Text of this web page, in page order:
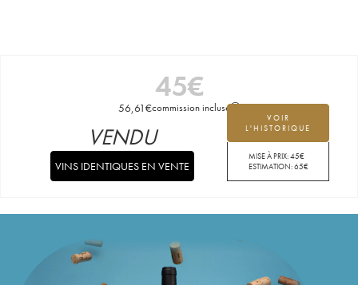
45€
56,61€commission incluse
VOIR
L'HISTORIQUE
MISE À PRIX:45€
ESTIMATION:65€
VENDU
VINS IDENTIQUES EN VENTE